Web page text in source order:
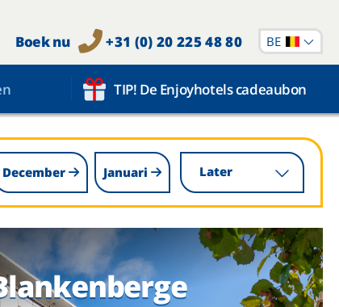
Boek nu +31 (0) 20 225 48 80 BE
TIP! De Enjoyhotels cadeaubon
December Januari Later